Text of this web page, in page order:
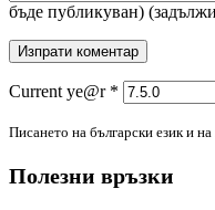
бъде публикуван)
Current ye@r *
Писането на български език и
Полезни връзки